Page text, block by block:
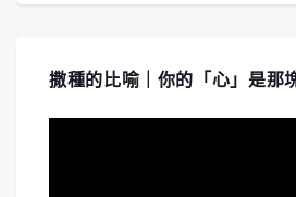
撒種的比喻｜你的「心」是那